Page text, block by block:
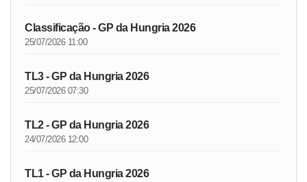
Classificação - GP da Hungria 2026
25/07/2026 11:00
TL3 - GP da Hungria 2026
25/07/2026 07:30
TL2 - GP da Hungria 2026
24/07/2026 12:00
TL1 - GP da Hungria 2026